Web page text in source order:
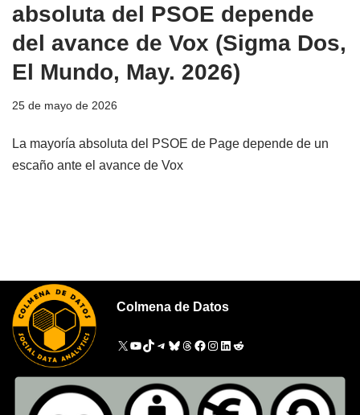
absoluta del PSOE depende
del avance de Vox (Sigma Dos,
El Mundo, May. 2026)
25 de mayo de 2026
La mayoría absoluta del PSOE de Page depende de un
escaño ante el avance de Vox
Colmena de Datos